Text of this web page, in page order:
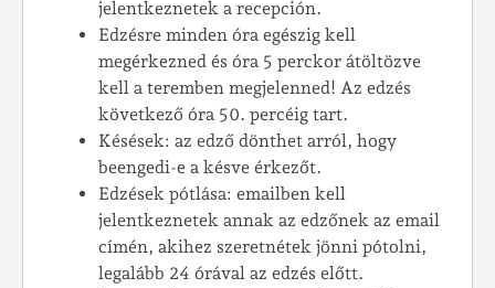
jelentkeznetek a recepción.
Edzésre minden óra egészig kell
megérkezned és óra 5 perckor átöltözve
kell a teremben megjelenned! Az edzés
következő óra 50. percéig tart.
Késések: az edző dönthet arról, hogy
beengedi-e a késve érkezőt.
Edzések pótlása: emailben kell
jelentkeznetek annak az edzőnek az email
címén, akihez szeretnétek jönni pótolni,
legalább 24 órával az edzés előtt.